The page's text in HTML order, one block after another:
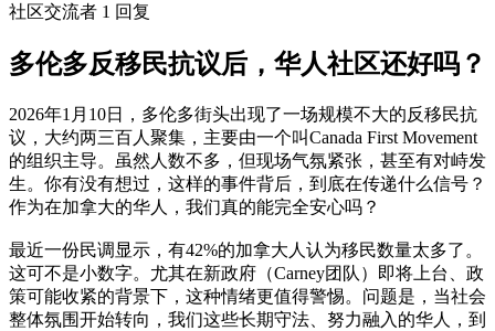
社区交流者 1 回复
多伦多反移民抗议后，华人社区还好吗？
2026年1月10日，多伦多街头出现了一场规模不大的反移民抗
议，大约两三百人聚集，主要由一个叫Canada First Movement
的组织主导。虽然人数不多，但现场气氛紧张，甚至有对峙发
生。你有没有想过，这样的事件背后，到底在传递什么信号？
作为在加拿大的华人，我们真的能完全安心吗？
最近一份民调显示，有42%的加拿大人认为移民数量太多了。
这可不是小数字。尤其在新政府（Carney团队）即将上台、政
策可能收紧的背景下，这种情绪更值得警惕。问题是，当社会
整体氛围开始转向，我们这些长期守法、努力融入的华人，到